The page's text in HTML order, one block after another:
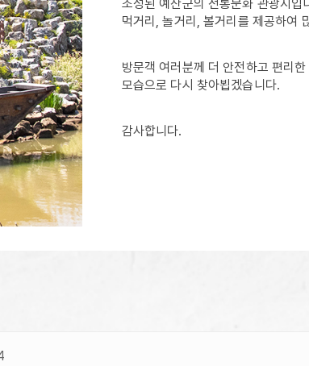
조성된 예산군의 전통문화 관광지
먹거리, 놀거리, 볼거리를 제공하여
방문객 여러분께 더 안전하고 편리
모습으로 다시 찾아뵙겠습니다.
감사합니다.